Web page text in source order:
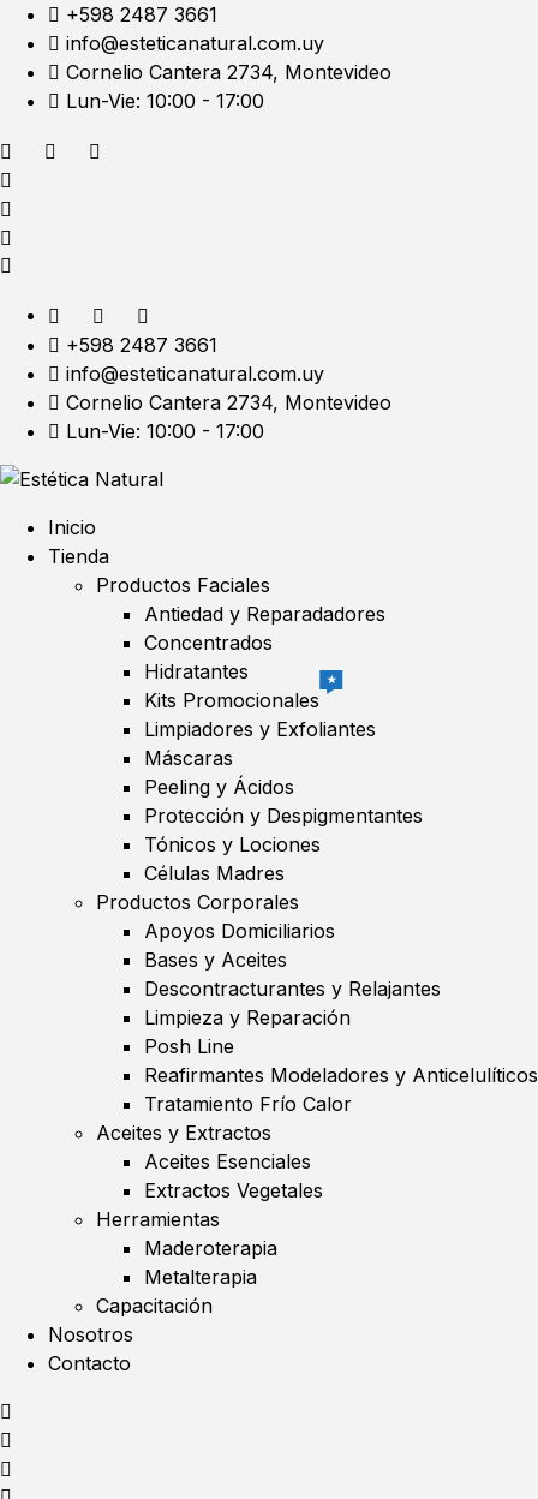
+598 2487 3661
info@esteticanatural.com.uy
Cornelio Cantera 2734, Montevideo
Lun-Vie: 10:00 - 17:00
+598 2487 3661
info@esteticanatural.com.uy
Cornelio Cantera 2734, Montevideo
Lun-Vie: 10:00 - 17:00
Inicio
Tienda
Productos Faciales
Antiedad y Reparadadores
Concentrados
Hidratantes
Kits Promocionales
★
Limpiadores y Exfoliantes
Máscaras
Peeling y Ácidos
Protección y Despigmentantes
Tónicos y Lociones
Células Madres
Productos Corporales
Apoyos Domiciliarios
Bases y Aceites
Descontracturantes y Relajantes
Limpieza y Reparación
Posh Line
Reafirmantes Modeladores y Anticelulíticos
Tratamiento Frío Calor
Aceites y Extractos
Aceites Esenciales
Extractos Vegetales
Herramientas
Maderoterapia
Metalterapia
Capacitación
Nosotros
Contacto